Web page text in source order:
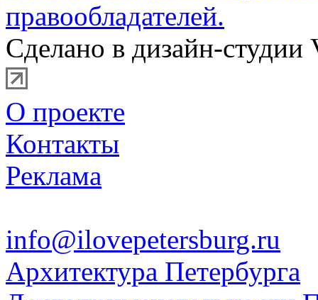
правообладателей.
Сделано в дизайн-студии
О проекте
Контакты
Реклама
info@ilovepetersburg.ru
Архитектура Петербурга